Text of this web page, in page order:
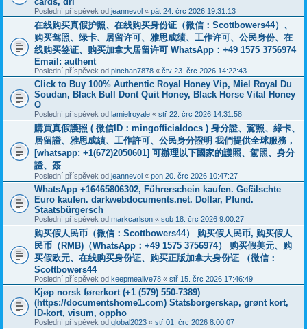
Poslední příspěvek od jeannevol « pát 24. črc 2026 19:31:13
在线购买真假护照、在线购买身份证（微信：Scottbowers44）、
购买驾照、绿卡、居留许可、雅思成绩、工作许可、公民身份、在
线购买签证、购买加拿大居留许可 WhatsApp：+49 1575 3756974
Email: authent
Poslední příspěvek od pinchan7878 « čtv 23. črc 2026 14:22:43
Click to Buy 100% Authentic Royal Honey Vip, Miel Royal Du
Soudan, Black Bull Dont Quit Honey, Black Horse Vital Honey
O
Poslední příspěvek od lamielroyale « stř 22. črc 2026 14:31:58
購買真假護照 ( 微信ID：mingofficialdocs ) 身分證、駕照、綠卡、
居留證、雅思成績、工作許可、公民身分證明 我們提供全球服務，
[whatsapp: +1(672)2050601] 可辦理以下國家的護照、駕照、身分
證、簽
Poslední příspěvek od jeannevol « pon 20. črc 2026 10:47:27
WhatsApp +16465806302, Führerschein kaufen. Gefälschte
Euro kaufen. darkwebdocuments.net. Dollar, Pfund.
Staatsbürgersch
Poslední příspěvek od markcarlson « sob 18. črc 2026 9:00:27
购买假人民币（微信：Scottbowers44） 购买假人民币, 购买假人
民币（RMB)（WhatsApp：+49 1575 3756974） 购买假美元、购
买假欧元、在线购买身份证、购买正版加拿大身份证 （微信：
Scottbowers44
Poslední příspěvek od keepmealive78 « stř 15. črc 2026 17:46:49
Kjøp norsk førerkort (+1 (579) 550-7389)
(https://documentshome1.com) Statsborgerskap, grønt kort,
ID-kort, visum, oppho
Poslední příspěvek od global2023 « stř 01. črc 2026 8:00:07